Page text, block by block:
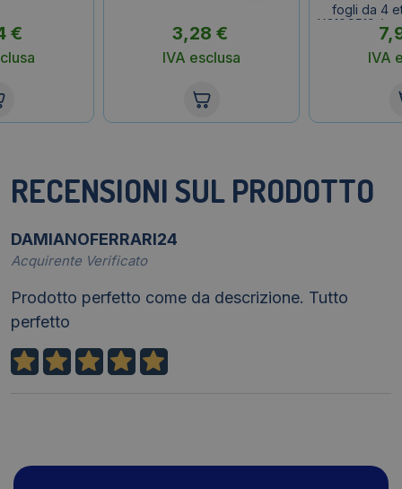
RECENSIONI SUL PRODOTTO
DAMIANOFERRARI24
Acquirente Verificato
Prodotto perfetto come da descrizione. Tutto
perfetto
€ 3,28 €
IVA esclusa
fogli da 4
X210C519
IVA